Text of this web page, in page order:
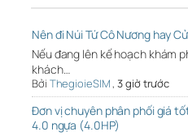
Nên đi Núi Tứ Cô Nương hay
Nếu đang lên kế hoạch khám
khách…
Bởi ThegioieSIM,3 giờ trước
Đơn vị chuyên phân phối giá
4.0 ngựa (4.0HP)